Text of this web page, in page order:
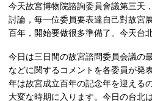
今天故宮博物院諮詢委員會議第三天
討論，每一位委員要表達自己對故宮
百年，開始要做很多準備了。今天台
今日は三日間の故宮諮問委員会議の
などに関するコメントを各委員が発
年は故宮成立百年の記念年を迎える
大変な時期に入ります。今日の台北